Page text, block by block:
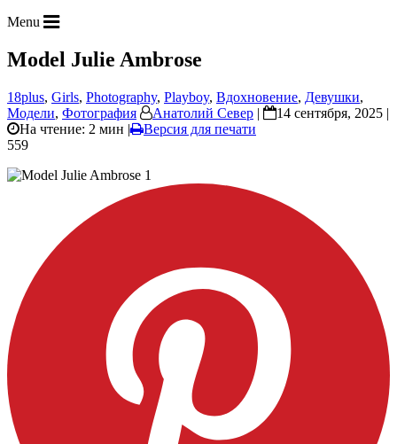
Menu
Model Julie Ambrose
18plus, Girls, Photography, Playboy, Вдохновение, Девушки,
Модели, Фотография Анатолий Север |
14 сентября, 2025 |
На чтение: 2 мин |
Версия для печати
559